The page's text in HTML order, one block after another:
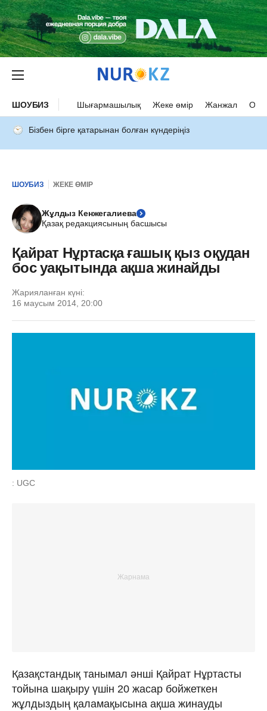
ШОУБИЗ Шығармашылық Жеке өмір Жанжал
Бізбен бірге қатарынан болған күндеріңіз
ШОУБИЗ ЖЕКЕ ӨМІР
Жұлдыз Кенжегалиева
Қазақ редакциясының басшысы
Қайрат Нұртасқа ғашық қыз оқудан
бос уақытында ақша жинайды
Жарияланған күні:
16 маусым 2014, 20:00
: UGC
Қазақстандық танымал әнші Қайрат Нұртасты
тойына шақыру үшін 20 жасар бойжеткен
жұлдыздың қаламақысына ақша жинауды